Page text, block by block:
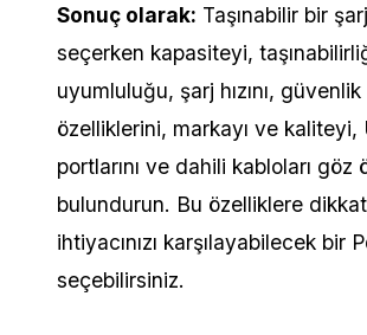
Sonuç olarak: Taşınabilir bir
seçerken kapasiteyi,
uyumluluğu, şarj hızını, güvenlik
özelliklerini, markayı ve kaliteyi,
portlarını ve dahili kabloları göz
bulundurun. Bu özelliklere
ihtiyacınızı karşılayabilecek bir
seçebilirsiniz.